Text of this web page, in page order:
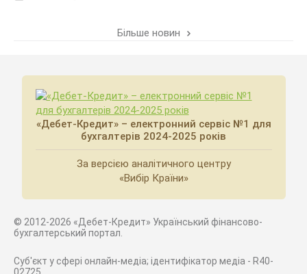
Більше новин
«Дебет-Кредит» – електронний сервіс №1 для
бухгалтерів 2024-2025 років
За версією аналітичного центру
«Вибір Країни»
© 2012-2026 «Дебет-Кредит» Український фінансово-
бухгалтерський портал.
Суб'єкт у сфері онлайн-медіа; ідентифікатор медіа - R40-